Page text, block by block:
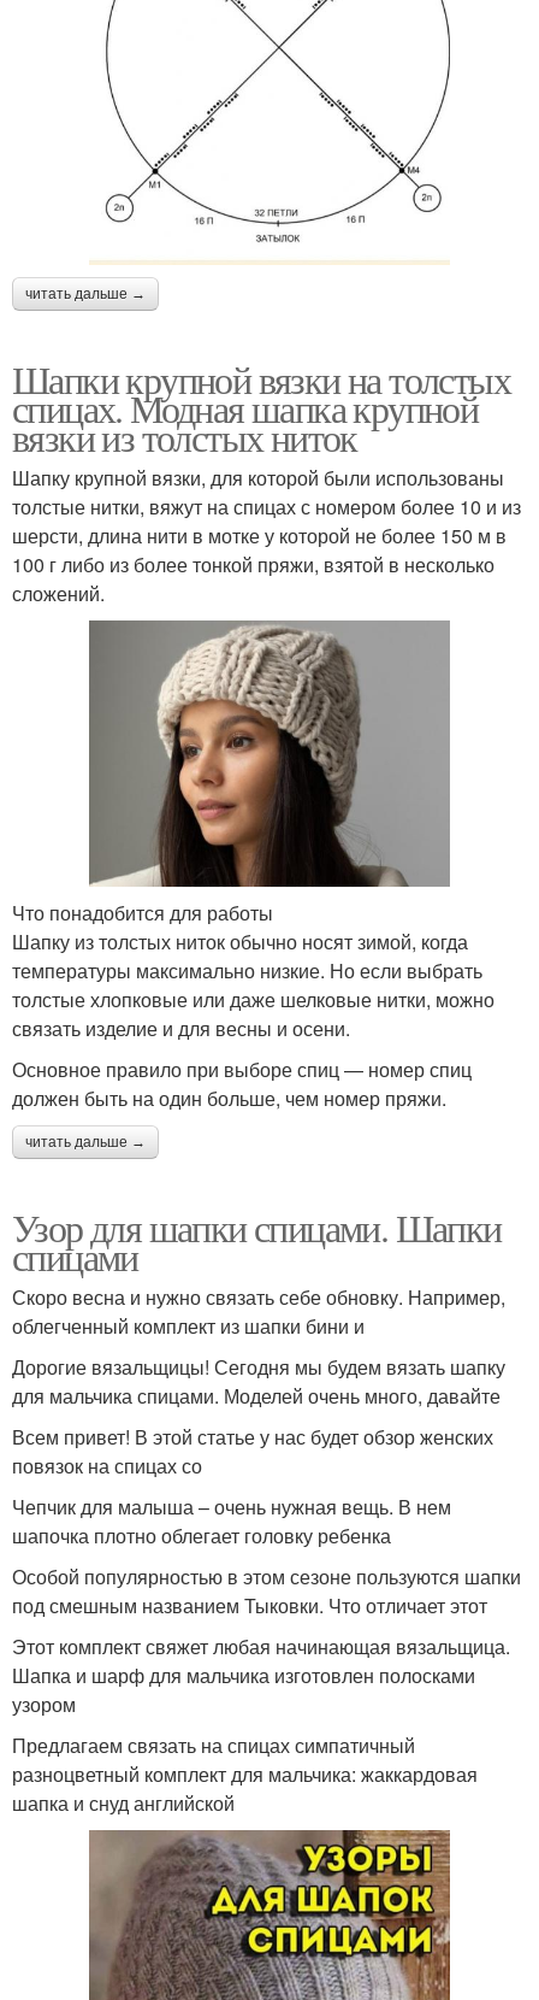
читать дальше →
Шапки крупной вязки на толстых
спицах. Модная шапка крупной
вязки из толстых ниток
Шапку крупной вязки, для которой были использованы
толстые нитки, вяжут на спицах с номером более 10 и из
шерсти, длина нити в мотке у которой не более 150 м в
100 г либо из более тонкой пряжи, взятой в несколько
сложений.
Что понадобится для работы
Шапку из толстых ниток обычно носят зимой, когда
температуры максимально низкие. Но если выбрать
толстые хлопковые или даже шелковые нитки, можно
связать изделие и для весны и осени.
Основное правило при выборе спиц — номер спиц
должен быть на один больше, чем номер пряжи.
читать дальше →
Узор для шапки спицами. Шапки
спицами
Скоро весна и нужно связать себе обновку. Например,
облегченный комплект из шапки бини и
Дорогие вязальщицы! Сегодня мы будем вязать шапку
для мальчика спицами. Моделей очень много, давайте
Всем привет! В этой статье у нас будет обзор женских
повязок на спицах со
Чепчик для малыша – очень нужная вещь. В нем
шапочка плотно облегает головку ребенка
Особой популярностью в этом сезоне пользуются шапки
под смешным названием Тыковки. Что отличает этот
Этот комплект свяжет любая начинающая вязальщица.
Шапка и шарф для мальчика изготовлен полосками
узором
Предлагаем связать на спицах симпатичный
разноцветный комплект для мальчика: жаккардовая
шапка и снуд английской